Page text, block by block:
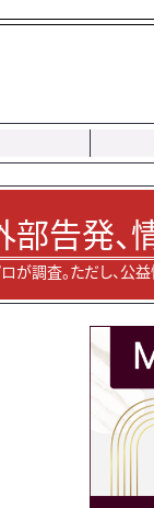
部告発、
が調査。ただし、公